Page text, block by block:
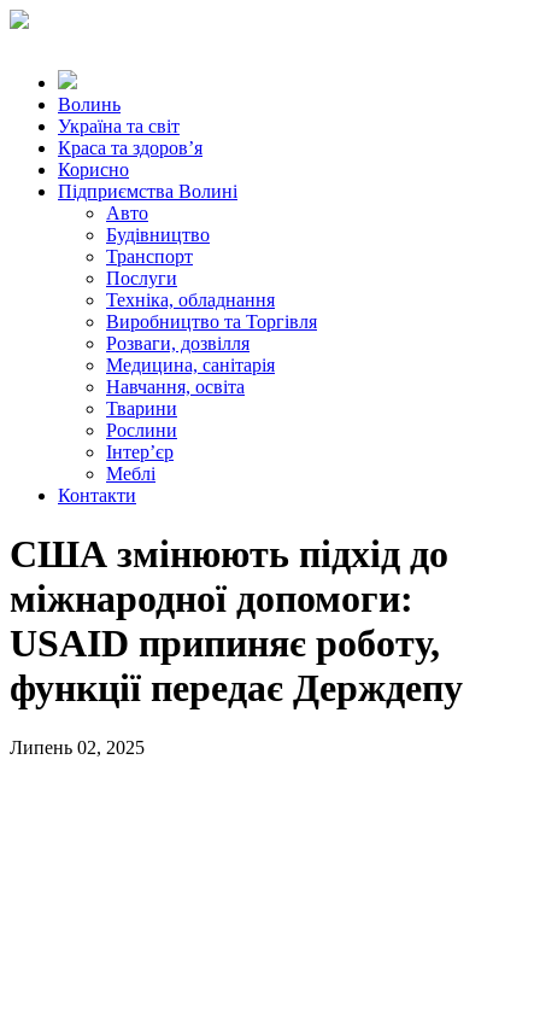
Волинь
Україна та світ
Краса та здоров’я
Корисно
Підприємства Волині
Авто
Будівництво
Транспорт
Послуги
Техніка, обладнання
Виробництво та Торгівля
Розваги, дозвілля
Медицина, санітарія
Навчання, освіта
Тварини
Рослини
Інтер’єр
Меблі
Контакти
США змінюють підхід до
міжнародної допомоги:
USAID припиняє роботу,
функції передає Держдепу
Липень 02, 2025